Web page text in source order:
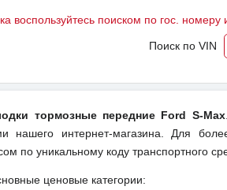
воспользуйтесь поиском по гос.
Поиск по VIN
тормозные передние Ford S-Max
нашего интернет-магазина. Для
по уникальному коду транспортного
ценовые категории: